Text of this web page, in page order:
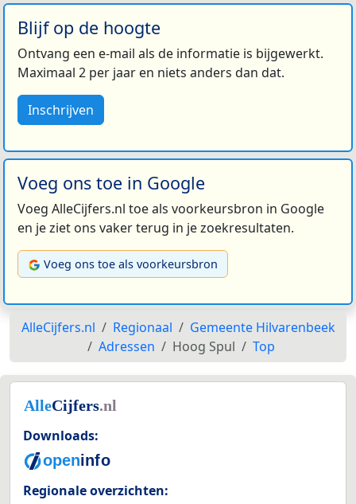
Blijf op de hoogte
Ontvang een e-mail als de informatie is bijgewerkt.
Maximaal 2 per jaar en niets anders dan dat.
Inschrijven
Voeg ons toe in Google
Voeg AlleCijfers.nl toe als voorkeursbron in Google
en je ziet ons vaker terug in je zoekresultaten.
Voeg ons toe als voorkeursbron
AlleCijfers.nl Regionaal
Gemeente Hilvarenbeek
Adressen
Hoog Spul Top
Downloads:
Regionale overzichten: